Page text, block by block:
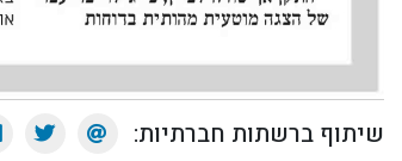
שיתוף ברשתות חברתיות: